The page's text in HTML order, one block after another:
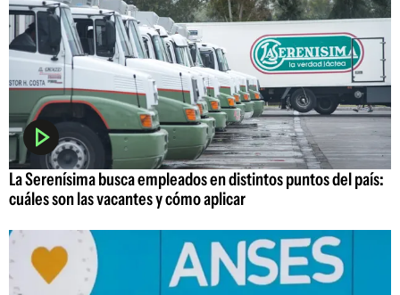
La Serenísima busca empleados en distintos puntos del país:
cuáles son las vacantes y cómo aplicar